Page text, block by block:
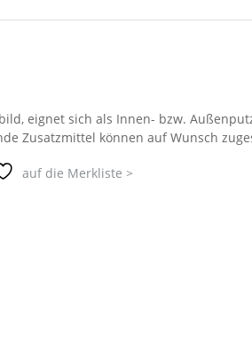
eignet sich als Innen- bzw.
Zusatzmittel können auf Wunsch
auf die Merkliste >